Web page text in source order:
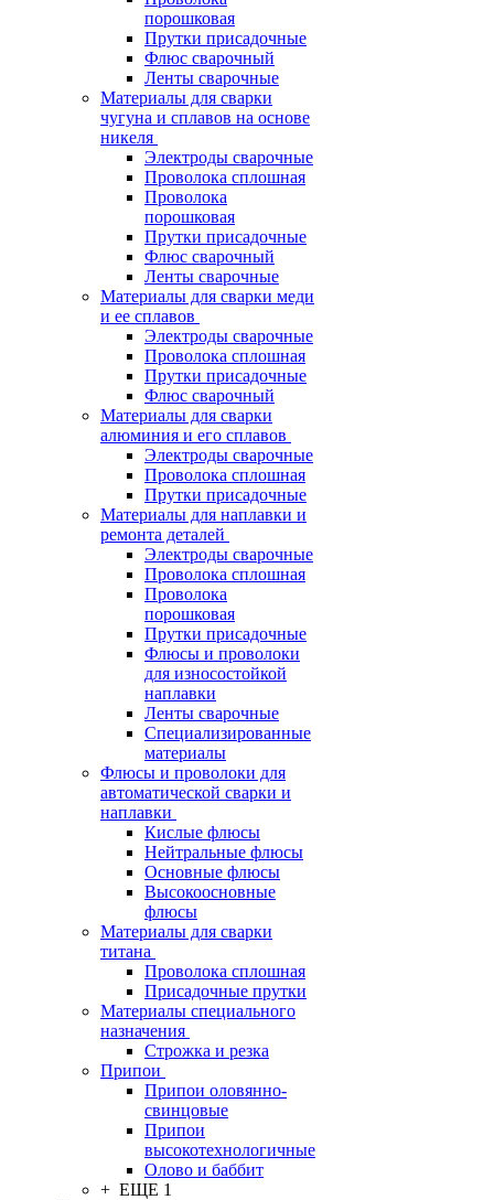
порошковая
Прутки присадочные
Флюс сварочный
Ленты сварочные
Материалы для сварки
чугуна и сплавов на основе
никеля
Электроды сварочные
Проволока сплошная
Проволока
порошковая
Прутки присадочные
Флюс сварочный
Ленты сварочные
Материалы для сварки меди
и ее сплавов
Электроды сварочные
Проволока сплошная
Прутки присадочные
Флюс сварочный
Материалы для сварки
алюминия и его сплавов
Электроды сварочные
Проволока сплошная
Прутки присадочные
Материалы для наплавки и
ремонта деталей
Электроды сварочные
Проволока сплошная
Проволока
порошковая
Прутки присадочные
Флюсы и проволоки
для износостойкой
наплавки
Ленты сварочные
Специализированные
материалы
Флюсы и проволоки для
автоматической сварки и
наплавки
Кислые флюсы
Нейтральные флюсы
Основные флюсы
Высокоосновные
флюсы
Материалы для сварки
титана
Проволока сплошная
Присадочные прутки
Материалы специального
назначения
Строжка и резка
Припои
Припои оловянно-
свинцовые
Припои
высокотехнологичные
Олово и баббит
+ ЕЩЕ 1